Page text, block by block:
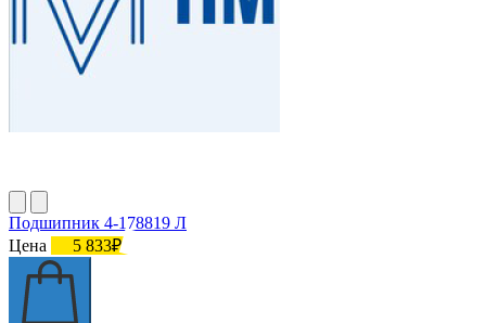
Подшипник 4-178819 Л
Цена
5 833₽